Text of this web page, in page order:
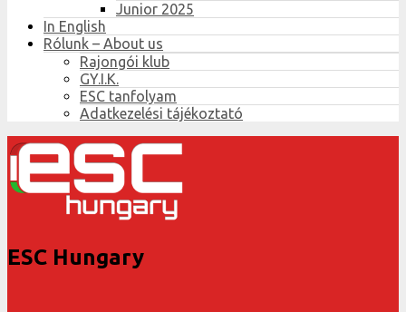
Junior 2025
In English
Rólunk – About us
Rajongói klub
GY.I.K.
ESC tanfolyam
Adatkezelési tájékoztató
ESC Hungary